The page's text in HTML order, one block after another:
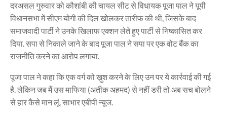
दरअसल गुरुवार को कौशांबी की चायल सीट से विधायक पूजा पाल ने यूपी
विधानसभा में सीएम योगी की दिल खोलकर तारीफ की थी, जिसके बाद
समाजवादी पार्टी ने उनके खिलाफ एक्शन लेते हुए पार्टी से निष्कासित कर
दिया. सपा से निकाले जाने के बाद पूजा पाल ने सपा पर एक वोट बैंक का
राजनीति करने का आरोप लगाया.
पूजा पाल ने कहा कि एक वर्ग को ख़ुश करने के लिए उन पर ये कार्रवाई की गई
है. लेकिन जब मैं उस माफिया (अतीक अहमद) से नहीं डरी तो अब सच बोलने
से हार कैसे मान लूं. साभार एबीपी न्यूज.